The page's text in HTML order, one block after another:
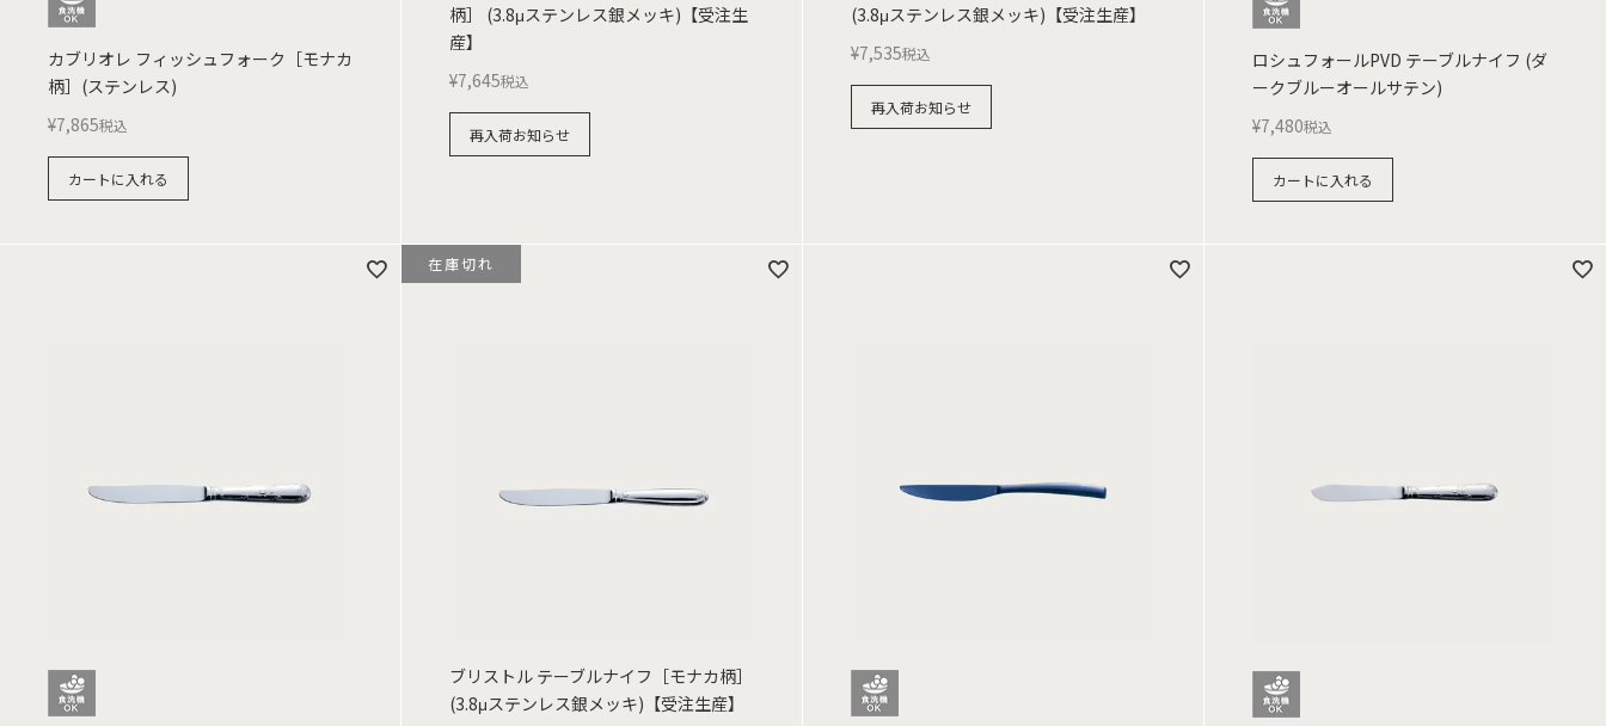
カブリオレ フィッシュフォーク［モナカ
柄］(ステンレス)
¥7,865税込
カートに入れる
柄］ (3.8μステンレス銀メッキ)【受注生
産】
¥7,645税込
再入荷お知らせ
(3.8μステンレス銀メッキ)【受注生産】
¥7,535税込
再入荷お知らせ
ロシュフォールPVD テーブルナイフ (ダ
ークブルーオールサテン)
¥7,480税込
カートに入れる
ブリストル テーブルナイフ［モナカ柄］
(3.8μステンレス銀メッキ)【受注生産】
在庫切れ